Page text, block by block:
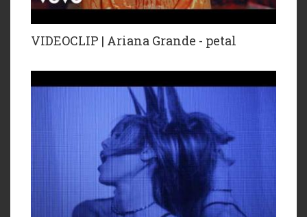
VIDEOCLIP | Ariana Grande - petal